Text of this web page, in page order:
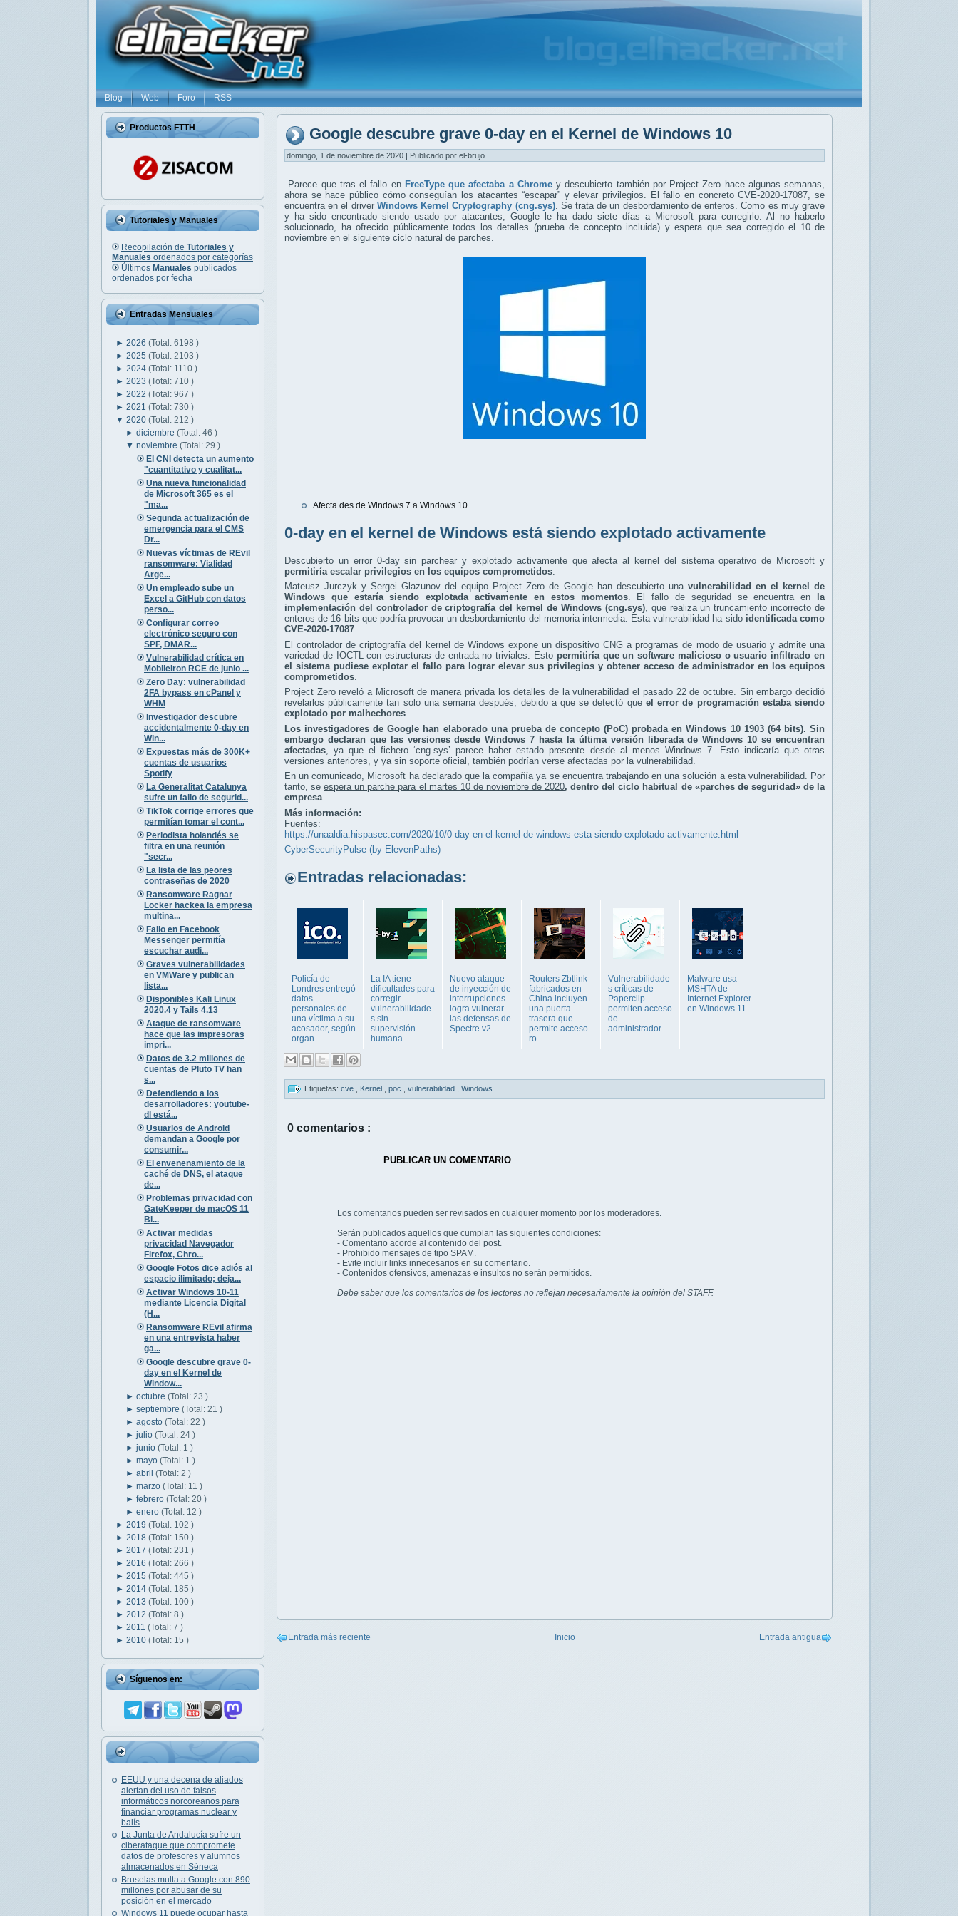
Blog Web Foro RSS
Productos FTTH
Tutoriales y Manuales
Recopilación de Tutoriales y
Manuales ordenados por categorías
Últimos Manuales publicados
ordenados por fecha
Entradas Mensuales
► 2026 (Total: 6198 )
► 2025 (Total: 2103 )
► 2024 (Total: 1110 )
► 2023 (Total: 710 )
► 2022 (Total: 967 )
► 2021 (Total: 730 )
▼ 2020 (Total: 212 )
►diciembre(Total: 46 )
▼noviembre(Total: 29 )
El CNI detecta un aumento
"cuantitativo y cualitat...
Una nueva funcionalidad
de Microsoft 365 es el
"ma...
Segunda actualización de
emergencia para el CMS
Dr...
Nuevas víctimas de REvil
ransomware: Vialidad
Arge...
Un empleado sube un
Excel a GitHub con datos
perso...
Configurar correo
electrónico seguro con
SPF, DMAR...
Vulnerabilidad crítica en
MobileIron RCE de junio ...
Zero Day: vulnerabilidad
2FA bypass en cPanel y
WHM
Investigador descubre
accidentalmente 0-day en
Win...
Expuestas más de 300K+
cuentas de usuarios
Spotify
La Generalitat Catalunya
sufre un fallo de segurid...
TikTok corrige errores que
permitían tomar el cont...
Periodista holandés se
filtra en una reunión
"secr...
La lista de las peores
contraseñas de 2020
Ransomware Ragnar
Locker hackea la empresa
multina...
Fallo en Facebook
Messenger permitía
escuchar audi...
Graves vulnerabilidades
en VMWare y publican
lista...
Disponibles Kali Linux
2020.4 y Tails 4.13
Ataque de ransomware
hace que las impresoras
impri...
Datos de 3.2 millones de
cuentas de Pluto TV han
s...
Defendiendo a los
desarrolladores: youtube-
dl está...
Usuarios de Android
demandan a Google por
consumir...
El envenenamiento de la
caché de DNS, el ataque
de...
Problemas privacidad con
GateKeeper de macOS 11
Bi...
Activar medidas
privacidad Navegador
Firefox, Chro...
Google Fotos dice adiós al
espacio ilimitado; deja...
Activar Windows 10-11
mediante Licencia Digital
(H...
Ransomware REvil afirma
en una entrevista haber
ga...
Google descubre grave 0-
day en el Kernel de
Window...
►octubre(Total: 23 )
►septiembre(Total: 21 )
►agosto(Total: 22 )
►julio(Total: 24 )
►junio(Total: 1 )
►mayo(Total: 1 )
►abril(Total: 2 )
►marzo(Total: 11 )
►febrero(Total: 20 )
►enero(Total: 12 )
► 2019 (Total: 102 )
► 2018 (Total: 150 )
► 2017 (Total: 231 )
► 2016 (Total: 266 )
► 2015 (Total: 445 )
► 2014 (Total: 185 )
► 2013 (Total: 100 )
► 2012 (Total: 8 )
► 2011 (Total: 7 )
► 2010 (Total: 15 )
Síguenos en:
EEUU y una decena de aliados
alertan del uso de falsos
informáticos norcoreanos para
financiar programas nuclear y
balís
La Junta de Andalucía sufre un
ciberataque que compromete
datos de profesores y alumnos
almacenados en Séneca
Bruselas multa a Google con 890
millones por abusar de su
posición en el mercado
Windows 11 puede ocupar hasta
Google descubre grave 0-day en el Kernel de Windows 10
domingo, 1 de noviembre de 2020 | Publicado por el-brujo
Parece que tras el fallo en FreeType que afectaba a Chromey descubierto también por Project Zero hace algunas semanas,
ahora se hace público cómo conseguían los atacantes “escapar” y elevar privilegios. El fallo en concreto CVE-2020-17087, se
encuentra en el driver Windows Kernel Cryptography (cng.sys). Se trata de un desbordamiento de enteros. Como es muy grave
y ha sido encontrado siendo usado por atacantes, Google le ha dado siete días a Microsoft para corregirlo. Al no haberlo
solucionado, ha ofrecido públicamente todos los detalles (prueba de concepto incluida) y espera que sea corregido el 10 de
noviembre en el siguiente ciclo natural de parches.
Afecta des de Windows 7 a Windows 10
0-day en el kernel de Windows está siendo explotado activamente
Descubierto un error 0-day sin parchear y explotado activamente que afecta al kernel del sistema operativo de Microsoft y
permitiría escalar privilegios en los equipos comprometidos
Mateusz Jurczyk y Sergei Glazunov del equipo Project Zero de Google han descubierto una vulnerabilidad en el kernel de
Windows que estaría siendo explotada activamente en estos momentos. El fallo de seguridad se encuentra en
la
implementación del controlador de criptografía del kernel de Windows (cng.sys), que realiza un truncamiento incorrecto de
enteros de 16 bits que podría provocar un desbordamiento del memoria intermedia. Esta vulnerabilidad ha sidoidentificada como
CVE-2020-17087.
El controlador de criptografía del kernel de Windows expone un dispositivo CNG a programas de modo de usuario y admite una
variedad de IOCTL con estructuras de entrada no triviales. Esto permitiría que un software malicioso o usuario infiltrado en
el sistema pudiese explotar el fallo para lograr elevar sus privilegios y obtener acceso de administrador en los equipos
comprometidos
Project Zero reveló a Microsoft de manera privada los detalles de la vulnerabilidad el pasado 22 de octubre. Sin embargo decidió
revelarlos públicamente tan solo una semana después, debido a que se detectó que el error de programación estaba siendo
explotado por malhechores.
Los investigadores de Google han elaborado una prueba de concepto (PoC) probada en Windows 10 1903 (64 bits). Sin
embargo declaran que las versiones desde Windows 7 hasta la última versión liberada de Windows 10 se encuentran
afectadas , ya que el fichero ‘cng.sys’ parece haber estado presente desde al menos Windows 7. Esto indicaría que otras
versiones anteriores, y ya sin soporte oficial, también podrían verse afectadas por la vulnerabilidad.
En un comunicado, Microsoft ha declarado que la compañía ya se encuentra trabajando en una solución a esta vulnerabilidad. Por
tanto, seespera un parche para el martes 10 de noviembre de 2020, dentro del ciclo habitual de «parches de seguridad» de la
empresa.
Más información:
Fuentes:
https://unaaldia.hispasec.com/2020/10/0-day-en-el-kernel-de-windows-esta-siendo-explotado-activamente.html
CyberSecurityPulse (by ElevenPaths)
Entradas relacionadas:
Policía de
Londres entregó
datos
personales de
una víctima a su
acosador, según
organ...
La IA tiene
dificultades para
corregir
vulnerabilidade
s sin
supervisión
humana
Nuevo ataque
de inyección de
interrupciones
logra vulnerar
las defensas de
Spectre v2...
Routers Zbtlink
fabricados en
China incluyen
una puerta
trasera que
permite acceso
ro...
Vulnerabilidade
s críticas de
Paperclip
permiten acceso
de
administrador
Malware usa
MSHTA de
Internet Explorer
en Windows 11
Etiquetas: cve Kernel poc vulnerabilidad Windows
0 comentarios :
PUBLICAR UN COMENTARIO
Los comentarios pueden ser revisados en cualquier momento por los moderadores.
Serán publicados aquellos que cumplan las siguientes condiciones:
- Comentario acorde al contenido del post.
- Prohibido mensajes de tipo SPAM.
- Evite incluir links innecesarios en su comentario.
- Contenidos ofensivos, amenazas e insultos no serán permitidos.
Debe saber que los comentarios de los lectores no reflejan necesariamente la opinión del STAFF.
Entrada más reciente Entrada antigua
Inicio